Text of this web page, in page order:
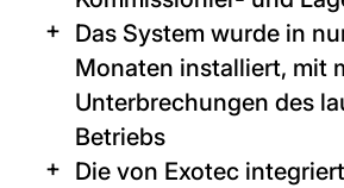
Das System wurde in
Monaten installiert, mit
Unterbrechungen des
Betriebs
Die von Exotec